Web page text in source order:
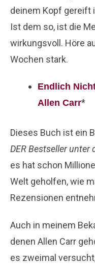
deinem Kopf gereift
Ist dem so, ist die
wirkungsvoll. Höre
Wochen stark.
Endlich
Allen Carr*
Dieses Buch ist ein
DER Bestseller unter
es hat schon
Welt geholfen, wie
Rezensionen
Auch in meinem
denen Allen Carr
es zweimal